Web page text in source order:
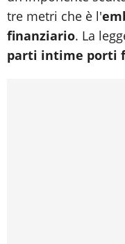
tre metri che è l'
finanziario. La
parti intime porti